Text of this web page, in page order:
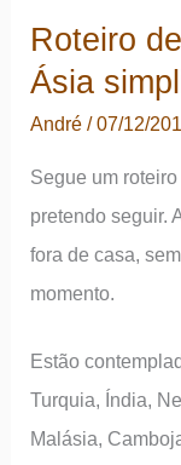
da
Grécia
a
o
Roteiro
Ásia
André/07/12/
Segue um
pretendo seguir.
fora de casa,
momento.
Estão
Turquia, Índia,
Malásia,